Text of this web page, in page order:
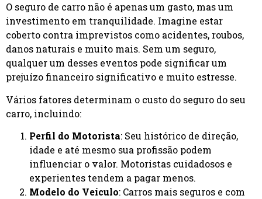
O seguro de carro não é apenas um gasto, mas um
investimento em tranquilidade. Imagine estar
coberto contra imprevistos como acidentes, roubos,
danos naturais e muito mais. Sem um seguro,
qualquer um desses eventos pode significar um
prejuízo financeiro significativo e muito estresse.
Vários fatores determinam o custo do seguro do seu
carro, incluindo:
Perfil do Motorista: Seu histórico de direção,
idade e até mesmo sua profissão podem
influenciar o valor. Motoristas cuidadosos e
experientes tendem a pagar menos.
Modelo do Veículo: Carros mais seguros e com